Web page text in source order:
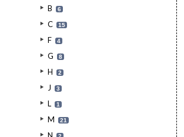
B 6
C 15
F 4
G 8
H 2
J 3
L 1
M 21